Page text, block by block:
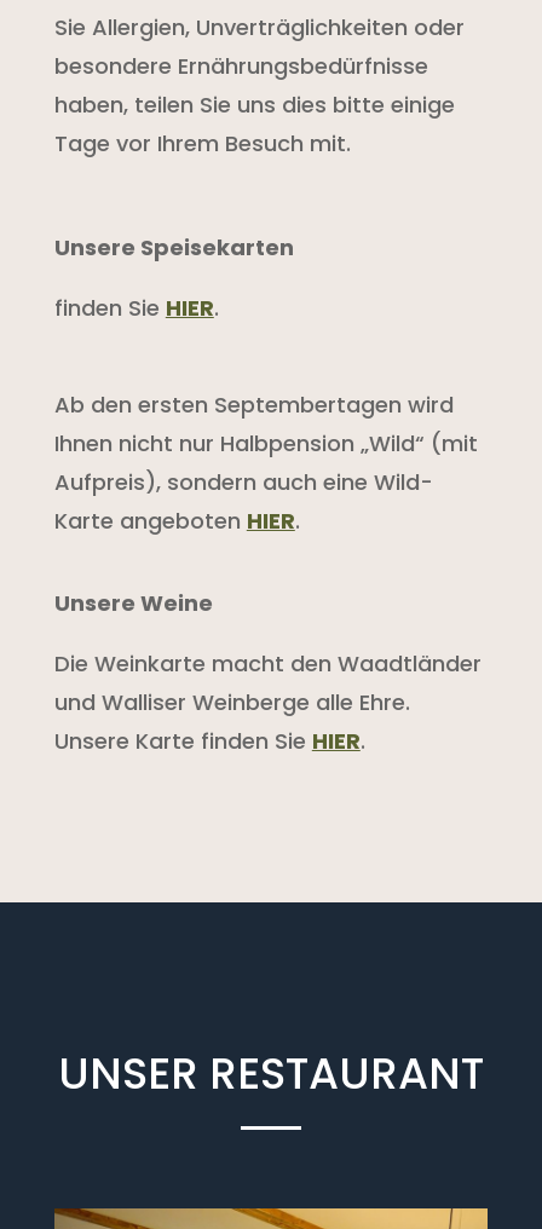
Sie Allergien, Unverträglichkeiten oder
besondere Ernährungsbedürfnisse
haben, teilen Sie uns dies bitte einige
Tage vor Ihrem Besuch mit.
Unsere Speisekarten
finden Sie HIER.
Ab den ersten Septembertagen wird
Ihnen nicht nur Halbpension „Wild“ (mit
Aufpreis), sondern auch eine Wild-
Karte angeboten HIER.
Unsere Weine
Die Weinkarte macht den Waadtländer
und Walliser Weinberge alle Ehre.
Unsere Karte finden Sie HIER.
UNSER RESTAURANT